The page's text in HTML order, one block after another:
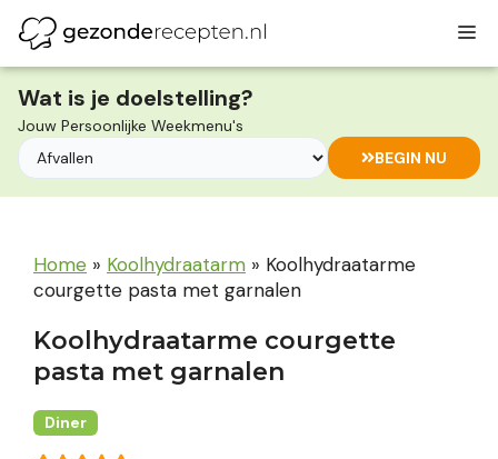
naar
de
inhoud
Wat is je doelstelling?
Jouw Persoonlijke Weekmenu's
BEGIN NU
Home » Koolhydraatarm » Koolhydraatarme
courgette pasta met garnalen
Koolhydraatarme courgette
pasta met garnalen
Diner